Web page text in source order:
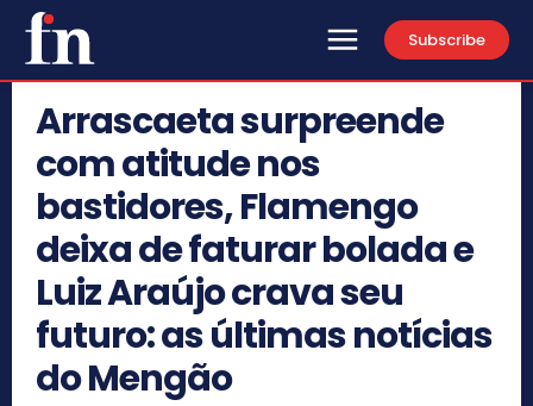
Subscribe
Arrascaeta surpreende
com atitude nos
bastidores, Flamengo
deixa de faturar bolada e
Luiz Araújo crava seu
futuro: as últimas notícias
do Mengão